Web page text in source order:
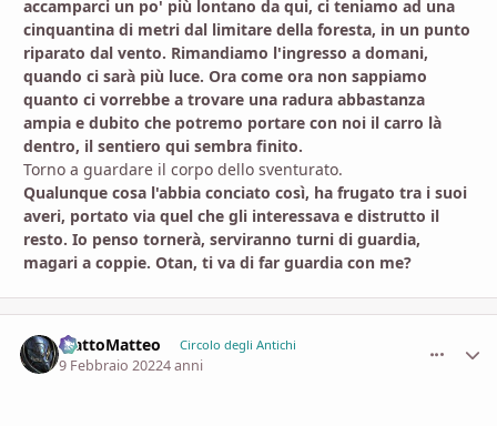
accamparci un po' più lontano da qui, ci teniamo ad una
cinquantina di metri dal limitare della foresta, in un punto
riparato dal vento. Rimandiamo l'ingresso a domani,
quando ci sarà più luce. Ora come ora non sappiamo
quanto ci vorrebbe a trovare una radura abbastanza
ampia e dubito che potremo portare con noi il carro là
dentro, il sentiero qui sembra finito.
Torno a guardare il corpo dello sventurato.
Qualunque cosa l'abbia conciato così, ha frugato tra i suoi
averi, portato via quel che gli interessava e distrutto il
resto. Io penso tornerà, serviranno turni di guardia,
magari a coppie. Otan, ti va di far guardia con me?
MattoMatteo Circolo degli Antichi
9 Febbraio 20224 anni